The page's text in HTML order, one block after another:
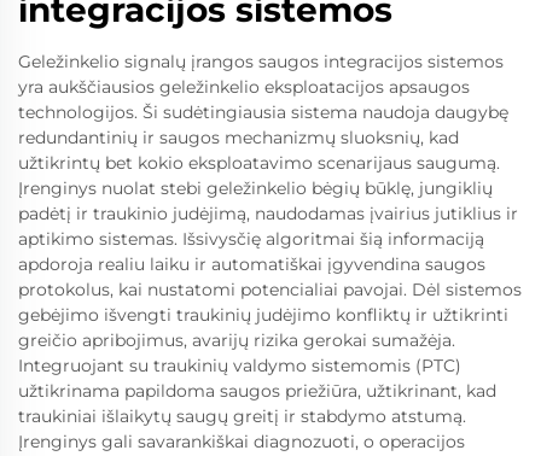
integracijos sistemos
Geležinkelio signalų įrangos saugos integracijos sistemos
yra aukščiausios geležinkelio eksploatacijos apsaugos
technologijos. Ši sudėtingiausia sistema naudoja daugybę
redundantinių ir saugos mechanizmų sluoksnių, kad
užtikrintų bet kokio eksploatavimo scenarijaus saugumą.
Įrenginys nuolat stebi geležinkelio bėgių būklę, jungiklių
padėtį ir traukinio judėjimą, naudodamas įvairius jutiklius ir
aptikimo sistemas. Išsivysčię algoritmai šią informaciją
apdoroja realiu laiku ir automatiškai įgyvendina saugos
protokolus, kai nustatomi potencialiai pavojai. Dėl sistemos
gebėjimo išvengti traukinių judėjimo konfliktų ir užtikrinti
greičio apribojimus, avarijų rizika gerokai sumažėja.
Integruojant su traukinių valdymo sistemomis (PTC)
užtikrinama papildoma saugos priežiūra, užtikrinant, kad
traukiniai išlaikytų saugų greitį ir stabdymo atstumą.
Įrenginys gali savarankiškai diagnozuoti, o operacijos